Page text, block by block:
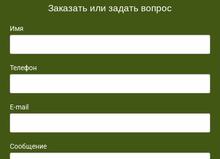
Заказать или задать вопрос
Имя
Телефон
E-mail
Сообщение